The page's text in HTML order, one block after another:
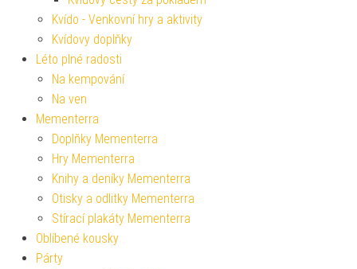
Kvído - Venkovní hry a aktivity
Kvídovy doplňky
Léto plné radosti
Na kempování
Na ven
Mementerra
Doplňky Mementerra
Hry Mementerra
Knihy a deníky Mementerra
Otisky a odlitky Mementerra
Stírací plakáty Mementerra
Oblíbené kousky
Párty